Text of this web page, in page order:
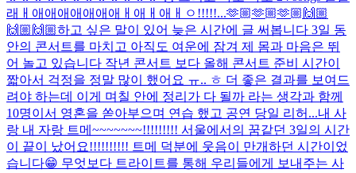
래ㅐ애애애애애애애ㅐ애ㅐ애ㅐㅇ!!!!!...🫶🏼🫶🏼🫶🏼🙌🏼
🙌🏼🙌🏼하고 싶은 말이 있어 늦은 시간에 글 써봅니다 3일 동
안의 콘서트를 마치고 아직도 여운에 잠겨 제 몸과 마음은 뛰
어 놀고 있습니다 작년 콘서트 보다 올해 콘서트 준비 시간이
짧아서 걱정을 정말 많이 했어요 ㅠ.. ㅎ 더 좋은 결과를 보여드
려야 하는데 이게 며칠 안에 정리가 다 될까 라는 생각과 함께
10명이서 영혼을 쏟아부으며 연습 했고 공연 당일 리허...내 사
랑 내 자랑 트메~~~~~~~!!!!!!!!! 서울에서의 꿈같던 3일의 시간
이 끝이 났어요!!!!!!!!!! 트메 덕분에 웃음이 만개하던 시간이었
습니다😁 무엇보다 트라이트를 통해 우리들에게 보내주는 사